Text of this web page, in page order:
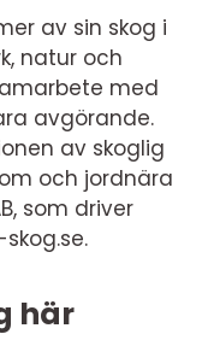
av sin skog i
natur och
med
avgörande.
av skoglig
och jordnära
som driver
här